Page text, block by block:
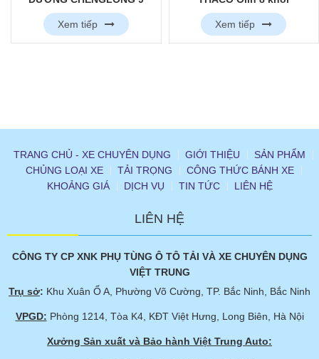
KHỐI NHẬP KHẨU
Xem tiếp Xem tiếp
TRANG CHỦ - XE CHUYÊN DỤNG GIỚI THIỆU
SẢN PHẨM
CHỦNG LOẠI XE
TẢI TRỌNG
CÔNG THỨC BÁNH XE
KHOẢNG GIÁ
DỊCH VỤ TIN TỨC LIÊN HỆ
LIÊN HỆ
CÔNG TY CP XNK PHỤ TÙNG Ô TÔ TẢI VÀ XE CHUYÊN DỤNG
VIỆT TRUNG
Trụ sở: Khu Xuân Ổ A, Phường Võ Cường, TP. Bắc Ninh, Bắc Ninh
VPGD: Phòng 1214, Tòa K4, KĐT Việt Hưng, Long Biên, Hà Nội
Xưởng Sản xuất và Bảo hành Việt Trung Auto: